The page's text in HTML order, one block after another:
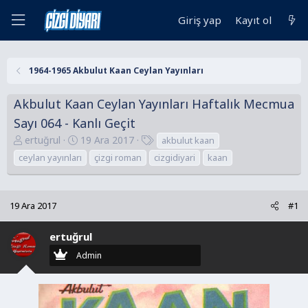
Giriş yap Kayıt ol
1964-1965 Akbulut Kaan Ceylan Yayınları
Akbulut Kaan Ceylan Yayınları Haftalık Mecmua
Sayı 064 - Kanlı Geçit
K
o
n
y
B
a
ş
ertuğrul
B
a
ş
ı
ç
t
a
19 Ara 2017
t
i
e
akbulut kaan
ceylan yayınları
çizgi roman cizgidiyari kaan
19 Ara 2017 #1
ertuğrul
Admin